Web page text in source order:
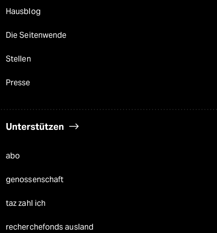
Hausblog
Die Seitenwende
Stellen
Presse
Unterstützen
abo
genossenschaft
taz zahl ich
recherchefonds ausland